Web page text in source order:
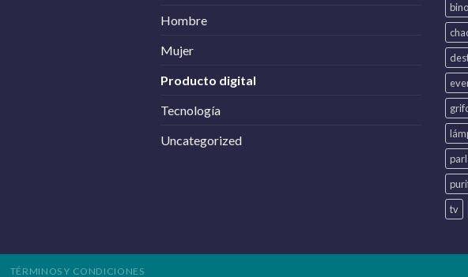
Hombre
Mujer
Producto digital
Tecnología
Uncategorized
tv
TÉRMINOS Y CONDICIONES